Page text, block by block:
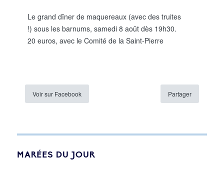
Le grand dîner de maquereaux (avec des truites
!) sous les barnums, samedi 8 août dès 19h30.
20 euros, avec le Comité de la Saint-Pierre
Voir sur Facebook Partager
MARÉES DU JOUR